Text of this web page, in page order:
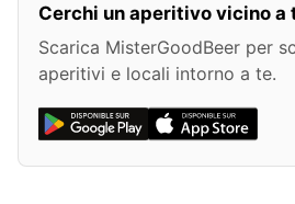
Cerchi un aperitivo vicino a
Scarica MisterGoodBeer per
aperitivi e locali intorno a te.